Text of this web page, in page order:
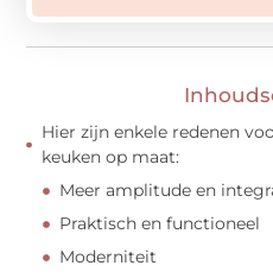
Hier zijn enkele redenen
keuken op maat:
Meer amplitude en
Praktisch en functioneel
Moderniteit